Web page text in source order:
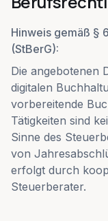
Hinweis gemäß §
(StBerG):
Die angebotenen
digitalen
vorbereitende
Tätigkeiten sind
Sinne des
von
erfolgt durch
Steuerberater.